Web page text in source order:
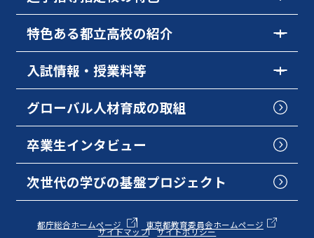
特色ある都立高校の紹介
入試情報・授業料等
グローバル人材育成の取組
卒業生インタビュー
次世代の学びの基盤プロジェクト
都庁総合ホームページ 東京都教育委員会ホームページ
サイトマップ サイトポリシー